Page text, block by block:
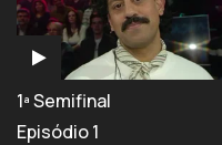
1ª Semifinal
Episódio 1